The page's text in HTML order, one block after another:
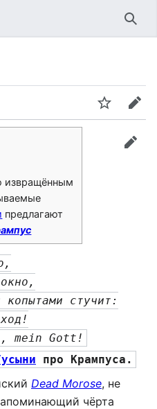
извращённым
предлагают
стучит:
mein Gott!
про Крампуса.
Dead Morose, не
чёрта